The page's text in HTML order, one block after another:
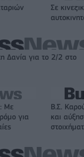
Σε
Δανία για το 2/2 στο
Με
για
Β.Σ.
και